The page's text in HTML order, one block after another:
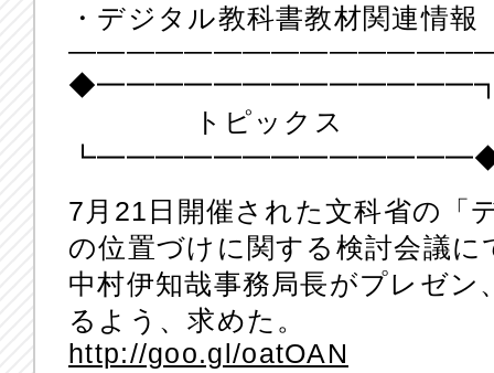
・デジタル教科書教材関連情報
トピックス
7月21日開催された文科省の「
の位置づけに関する検討会議に
中村伊知哉事務局長がプレゼ
るよう、求めた。
http://goo.gl/oatOAN